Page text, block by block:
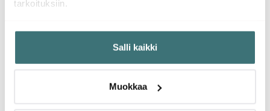
tarkoituksiin.
Jos sallit, haluamme myös tehdä seuraavia:
Kerätä tietoja maantieteellisestä sijainnistasi,
mahdollisesti muutaman metrin tarkkuudella
aktiivisesti (sormenjäljen muodostaminen)
Salli kaikki
Muokkaa